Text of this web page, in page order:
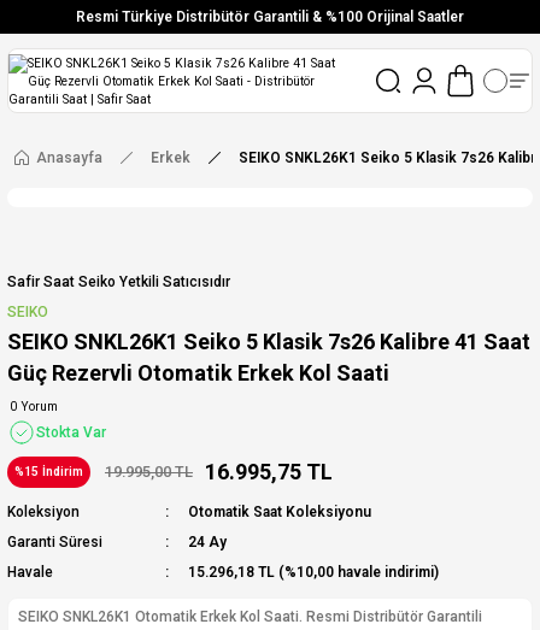
Resmi Türkiye Distribütör Garantili & %100 Orijinal Saatler
Vade Farksız 6 Taksit
Aynı Gün Stoktan Gönderim
Ücretsiz Kargo
Anasayfa Erkek SEIKO SNKL26K1 Seiko 5 Klasik 7s26
Safir Saat Seiko Yetkili Satıcısıdır
SEIKO
SEIKO SNKL26K1 Seiko 5 Klasik 7s26 Kalibre 41 Saat
Güç Rezervli Otomatik Erkek Kol Saati
0 Yorum
Stokta Var
%15 İndirim 19.995,00 TL 16.995,75 TL
Koleksiyon
Otomatik Saat Koleksiyonu
Garanti Süresi
24 Ay
Havale
15.296,18 TL (%10,00 havale indirimi)
SEIKO SNKL26K1 Otomatik Erkek Kol Saati. Resmi Distribütör Garantili